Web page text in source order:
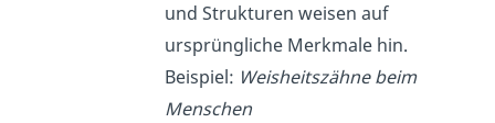
und Strukturen weisen auf
ursprüngliche Merkmale hin.
Beispiel: Weisheitszähne beim
Menschen